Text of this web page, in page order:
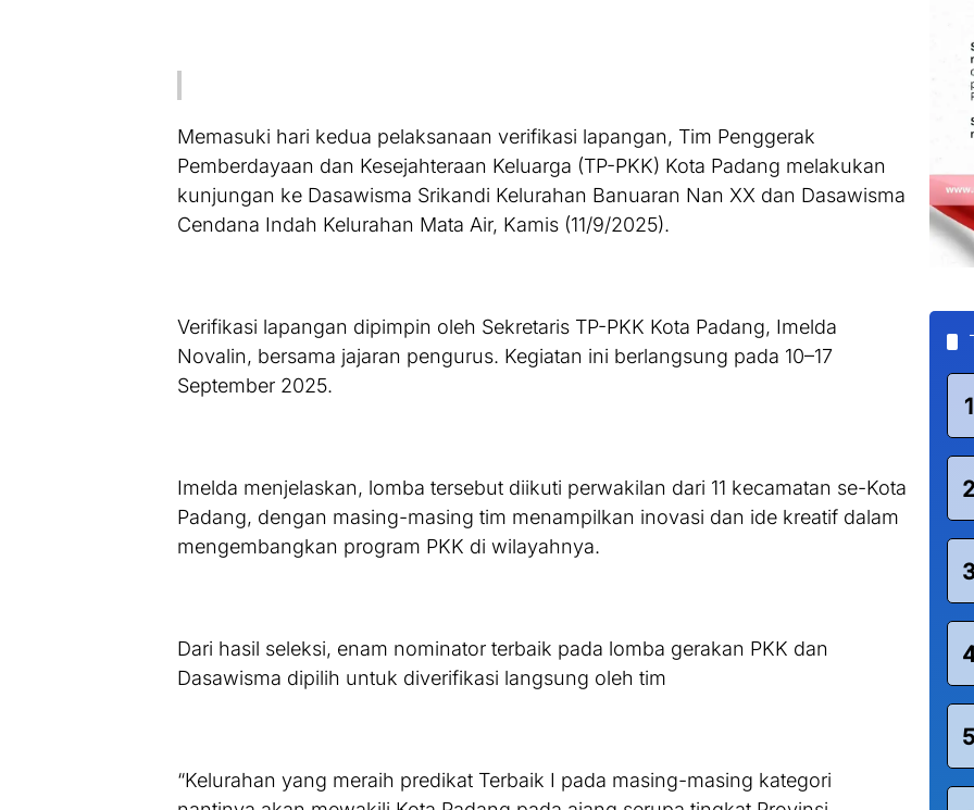
Memasuki hari kedua pelaksanaan verifikasi lapangan, Tim Penggerak
Pemberdayaan dan Kesejahteraan Keluarga (TP-PKK) Kota Padang melakukan
kunjungan ke Dasawisma Srikandi Kelurahan Banuaran Nan XX dan Dasawisma
Cendana Indah Kelurahan Mata Air, Kamis (11/9/2025).
Verifikasi lapangan dipimpin oleh Sekretaris TP-PKK Kota Padang, Imelda
Novalin, bersama jajaran pengurus. Kegiatan ini berlangsung pada 10–17
September 2025.
Imelda menjelaskan, lomba tersebut diikuti perwakilan dari 11 kecamatan se-Kota
Padang, dengan masing-masing tim menampilkan inovasi dan ide kreatif dalam
mengembangkan program PKK di wilayahnya.
Dari hasil seleksi, enam nominator terbaik pada lomba gerakan PKK dan
Dasawisma dipilih untuk diverifikasi langsung oleh tim
“Kelurahan yang meraih predikat Terbaik I pada masing-masing kategori
1
2
5